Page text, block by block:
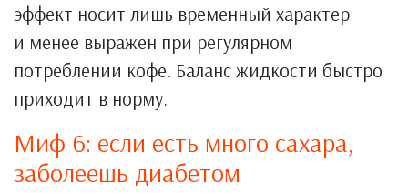
эффект носит лишь временный характер
и менее выражен при регулярном
потреблении кофе. Баланс жидкости быстро
приходит в норму.
Миф 6: если есть много сахара,
заболеешь диабетом